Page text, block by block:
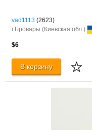
vad1113 (2623)
г.Бровары (Киевская обл.)
$6
В корзину